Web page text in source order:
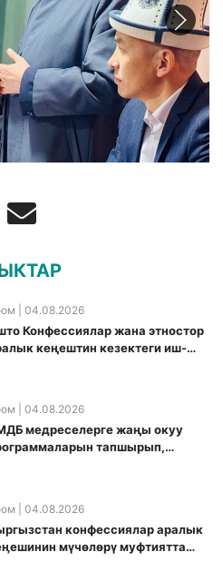
| 04.08.2026
Конфессиялар жана этностор
кеңештин кезектеги иш-
| 04.08.2026
медреселерге жаңы окуу
тапшырып,
| 04.08.2026
конфессиялар аралык
мүчөлөрү муфтиятта